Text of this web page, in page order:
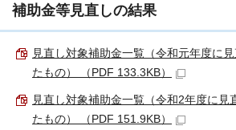
補助金等見直しの結果
見直し対象補助金一覧（令和元年度に
たもの） （PDF 133.3KB）
見直し対象補助金一覧（令和2年度に見
たもの） （PDF 151.9KB）